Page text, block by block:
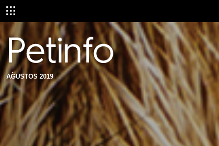
AĞUSTOS 2019